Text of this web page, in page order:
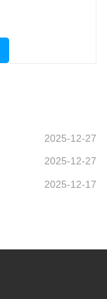
2025-12-27
2025-12-27
2025-12-17